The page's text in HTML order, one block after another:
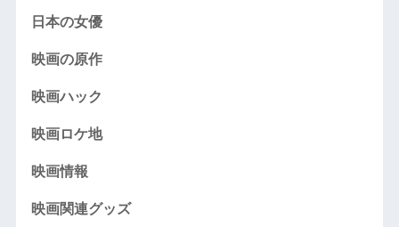
日本の女優
映画の原作
映画ハック
映画ロケ地
映画情報
映画関連グッズ